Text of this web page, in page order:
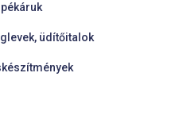
üdítőitalok